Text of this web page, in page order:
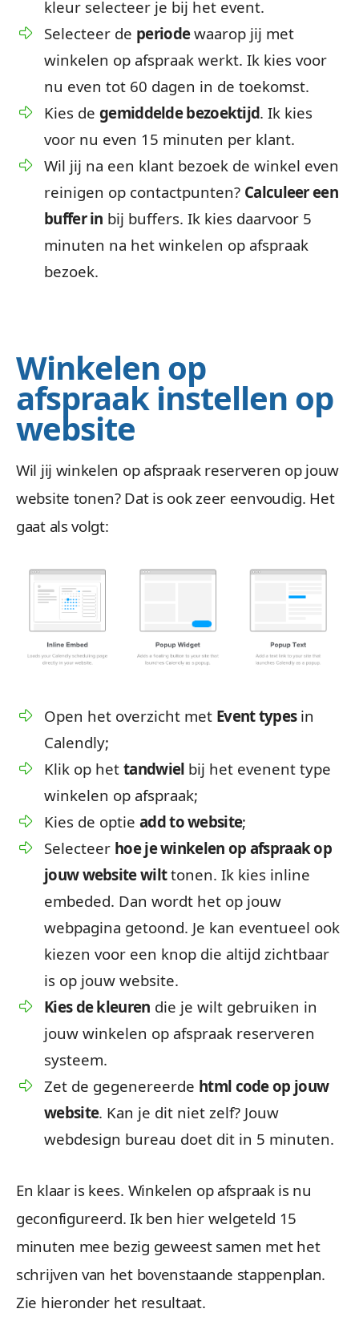
kleur selecteer je bij het event.
Selecteer de periodewaarop jij met
winkelen op afspraak werkt. Ik kies voor
nu even tot 60 dagen in de toekomst.
Kies de gemiddelde bezoektijd. Ik kies
voor nu even 15 minuten per klant.
Wil jij na een klant bezoek de winkel even
reinigen op contactpunten? Calculeer een
buffer in bij buffers. Ik kies daarvoor 5
minuten na het winkelen op afspraak
bezoek.
Winkelen op
afspraak instellen op
website
Wil jij winkelen op afspraak reserveren op jouw
website tonen? Dat is ook zeer eenvoudig. Het
gaat als volgt:
Open het overzicht met Event typesin
Calendly;
Klik op het tandwiel bij het evenent type
winkelen op afspraak;
Kies de optie add to website;
Selecteer hoe je winkelen op afspraak op
jouw website wilttonen. Ik kies inline
embeded. Dan wordt het op jouw
webpagina getoond. Je kan eventueel ook
kiezen voor een knop die altijd zichtbaar
is op jouw website.
Kies de kleuren die je wilt gebruiken in
jouw winkelen op afspraak reserveren
systeem.
Zet de gegenereerde html code op jouw
website. Kan je dit niet zelf? Jouw
webdesign bureau doet dit in 5 minuten.
En klaar is kees. Winkelen op afspraak is nu
geconfigureerd. Ik ben hier welgeteld 15
minuten mee bezig geweest samen met het
schrijven van het bovenstaande stappenplan.
Zie hieronder het resultaat.